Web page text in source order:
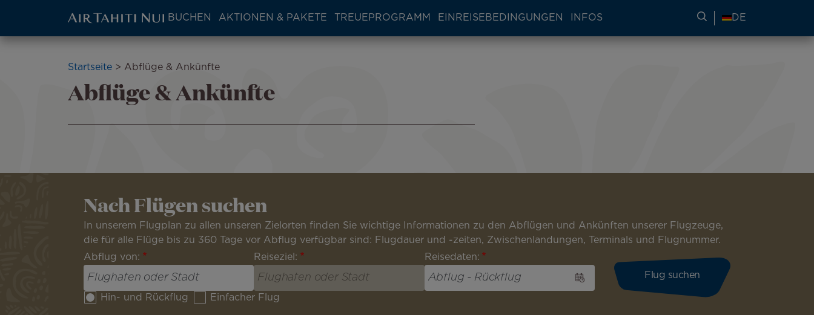
Main
BUCHEN AKTIONEN & PAKETE TREUEPROGRAMM EINREISEBEDINGUNGEN INFOS DE
Pfadnavigation
Startseite Abflüge & Ankünfte
Abflüge & Ankünfte
Nach Flügen suchen
In unserem Flugplan zu allen unseren Zielorten finden Sie wichtige Informationen zu den Abflügen und Ankünften unserer Flugzeuge,
die für alle Flüge bis zu 360 Tage vor Abflug verfügbar sind: Flugdauer und -zeiten, Zwischenlandungen, Terminals und Flugnummer.
Abflug von:
Reiseziel: Reisedaten:
Hin- und Rückflug Einfacher Flug